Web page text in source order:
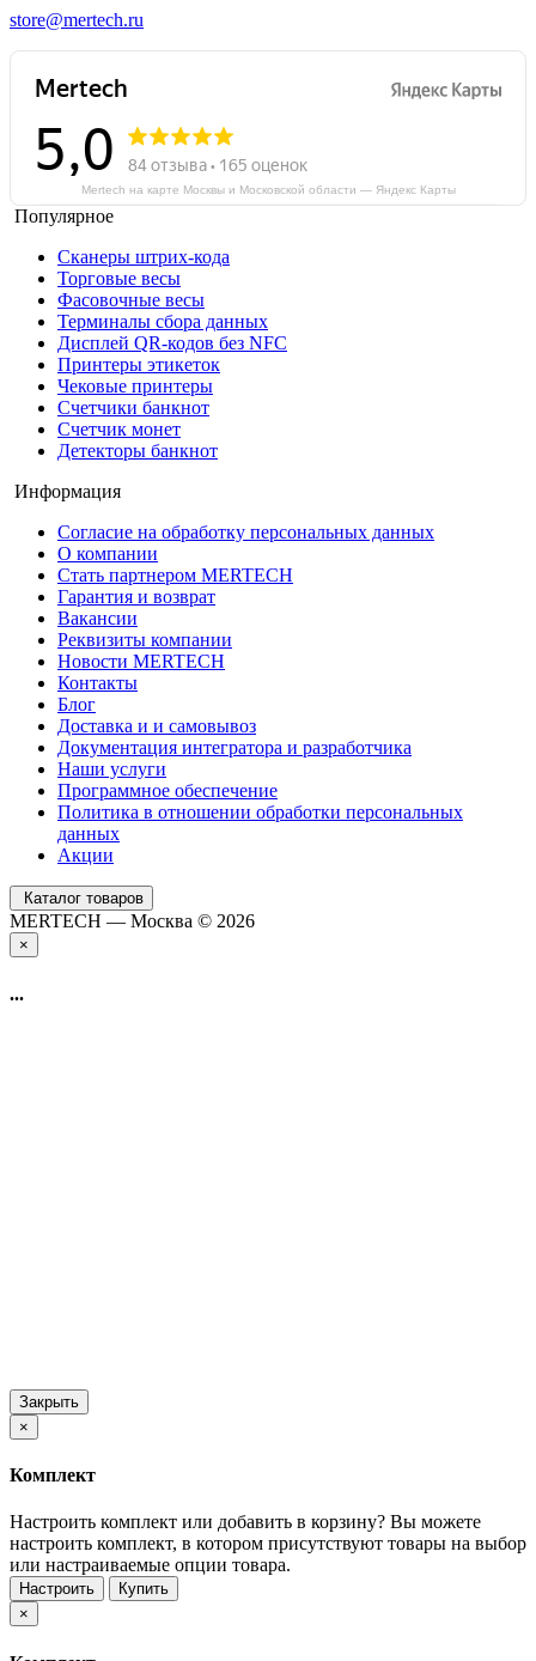
store@mertech.ru
Mertech на карте Москвы и Московской области — Яндекс Карты
Популярное
Сканеры штрих-кода
Торговые весы
Фасовочные весы
Терминалы сбора данных
Дисплей QR-кодов без NFC
Принтеры этикеток
Чековые принтеры
Счетчики банкнот
Счетчик монет
Детекторы банкнот
Информация
Согласие на обработку персональных данных
О компании
Стать партнером MERTECH
Гарантия и возврат
Вакансии
Реквизиты компании
Новости MERTECH
Контакты
Блог
Доставка и и самовывоз
Документация интегратора и разработчика
Наши услуги
Программное обеспечение
Политика в отношении обработки персональных
данных
Акции
Каталог товаров
MERTECH — Москва © 2026
×
...
Закрыть
×
Комплект
Настроить комплект или добавить в корзину? Вы можете
настроить комплект, в котором присутствуют товары на выбор
или настраиваемые опции товара.
Настроить
Купить
×